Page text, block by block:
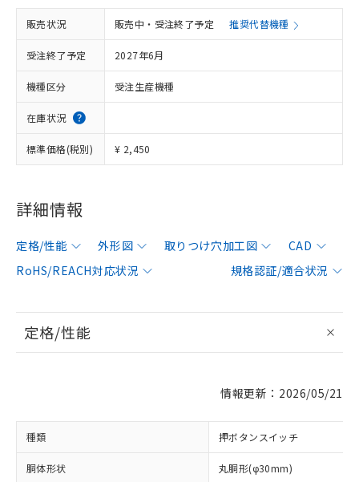
販売状況 販売中・受注終了予定 推奨代替機種
受注終了予定 2027年6月
機種区分 受注生産機種
在庫状況
標準価格(税別) ¥ 2,450
詳細情報
定格/性能 外形図 取りつけ穴加工図
CAD
RoHS/REACH対応状況
規格認証/適合状況
定格/性能
情報更新：2026/05/21
種類 押ボタンスイッチ
胴体形状 丸胴形(φ30mm)